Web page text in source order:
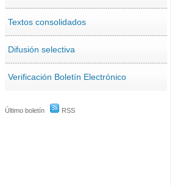
Textos consolidados
Difusión selectiva
Verificación Boletín Electrónico
Último boletín RSS